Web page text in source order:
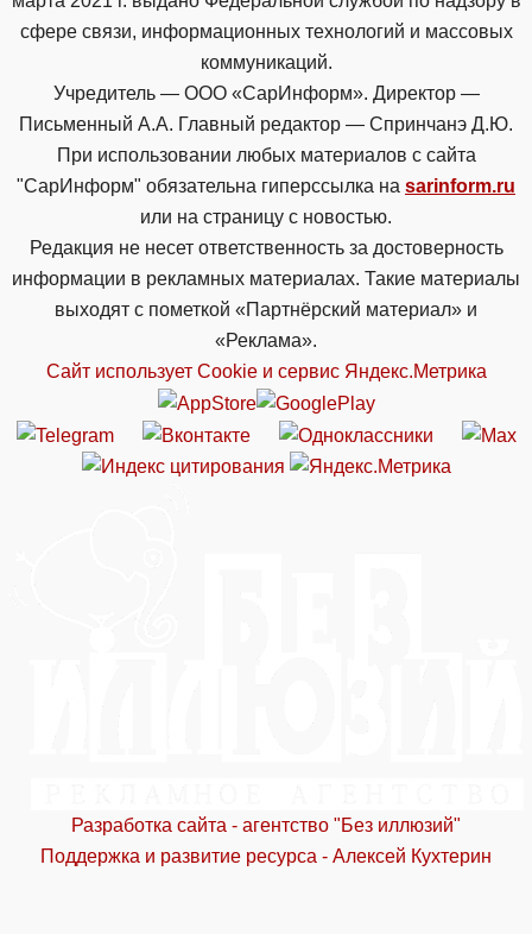
сфере связи, информационных технологий и массовых
коммуникаций.
Учредитель — ООО «СарИнформ». Директор —
Письменный А.А. Главный редактор — Спринчанэ Д.Ю.
При использовании любых материалов с сайта
"СарИнформ" обязательна гиперссылка на sarinform.ru
или на страницу с новостью.
Редакция не несет ответственность за достоверность
информации в рекламных материалах. Такие материалы
выходят с пометкой «Партнёрский материал» и
«Реклама».
Сайт использует Cookie и сервиc Яндекс.Метрика
Разработка сайта - агентство "Без иллюзий"
Поддержка и развитие ресурса - Алексей Кухтерин